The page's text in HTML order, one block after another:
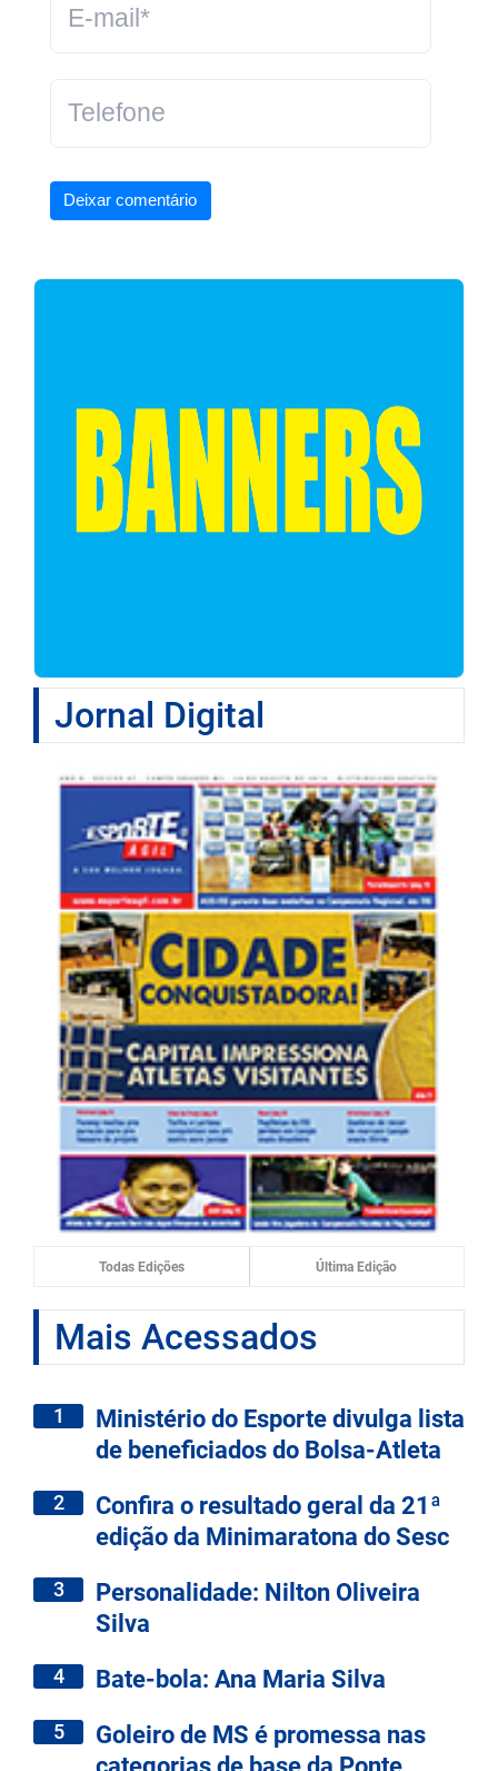
Deixar comentário
Jornal Digital
Todas Edições Última Edição
Mais Acessados
1
Ministério do Esporte divulga lista
de beneficiados do Bolsa-Atleta
2
Confira o resultado geral da 21ª
edição da Minimaratona do Sesc
3
Personalidade: Nilton Oliveira
Silva
4 Bate-bola: Ana Maria Silva
5
Goleiro de MS é promessa nas